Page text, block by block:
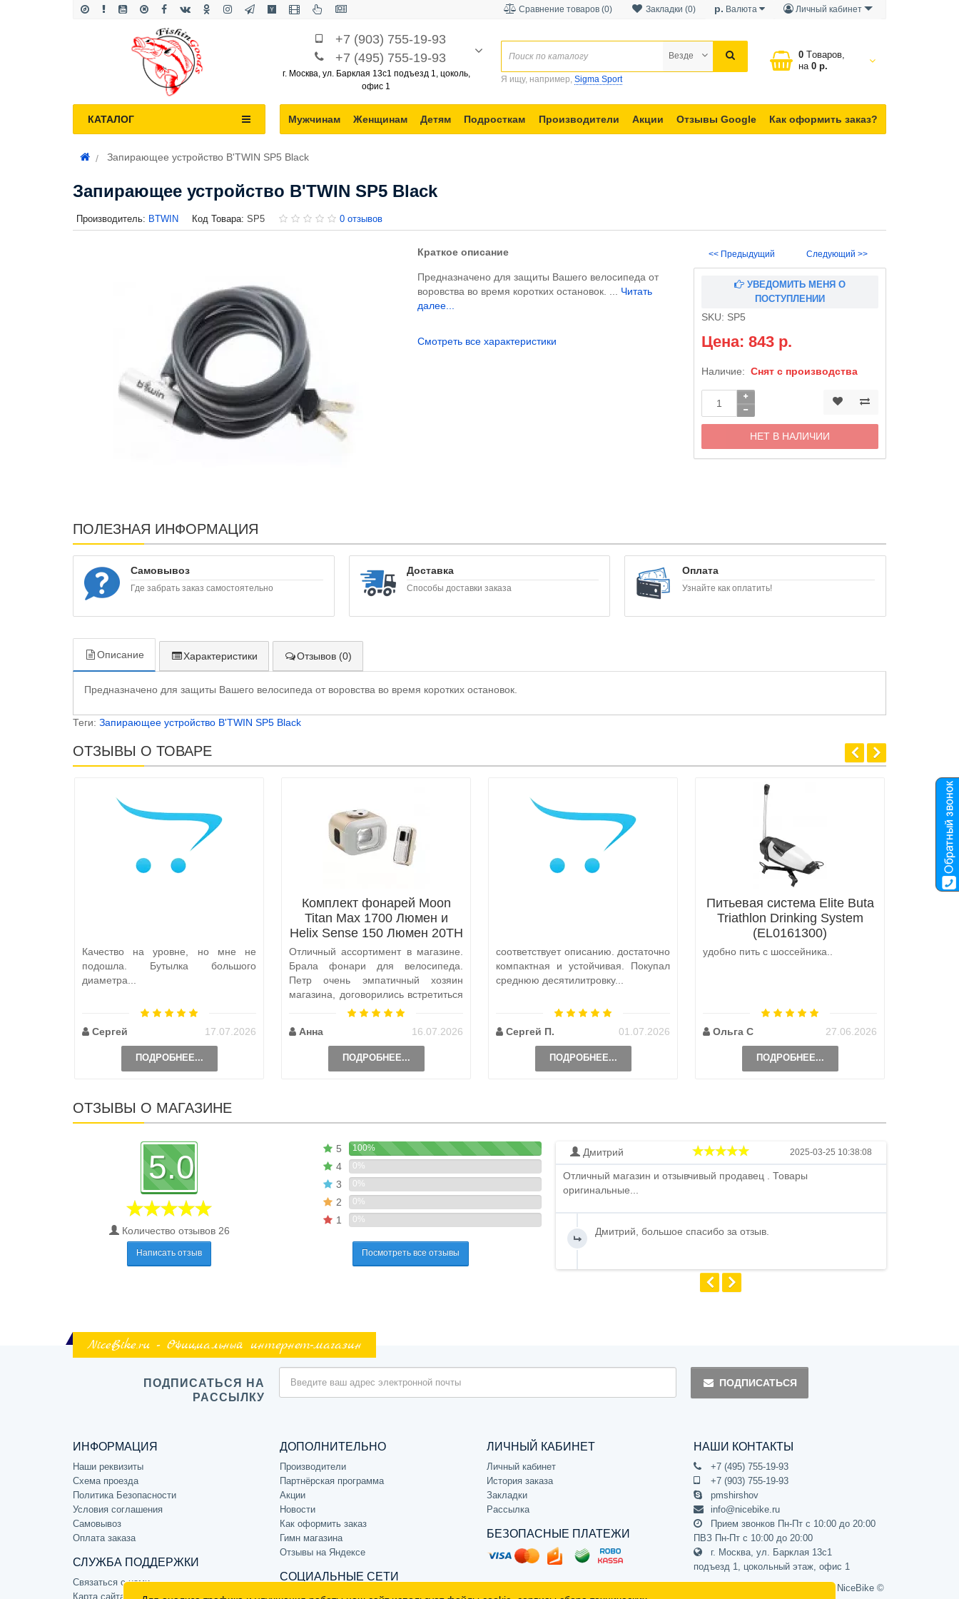
Личный кабинет
р. Валюта
Закладки (0)
Сравнение товаров (0)
+7 (903) 755-19-93
+7 (495) 755-19-93
г. Москва, ул. Барклая 13с1 подъезд 1, цоколь,
офис 1
0 Tоваров,
на
0 р.
Везде
Я ищу, например, Sigma Sport
Мужчинам Женщинам Детям Подросткам Производители Акции Отзывы Google Как оформить заказ?
КАТАЛОГ
Запирающее устройство B'TWIN SP5 Black
Запирающее устройство B'TWIN SP5 Black
Производитель: BTWIN Код Товара: SP5 0 отзывов
Краткое описание
Предназначено для защиты Вашего велосипеда от
воровства во время коротких остановок. ... Читать
далее...
Смотреть все характеристики
<< Предыдущий Следующий >>
УВЕДОМИТЬ МЕНЯ О
ПОСТУПЛЕНИИ
SKU: SP5
Цена: 843 р.
Наличие: Снят с производства
НЕТ В НАЛИЧИИ
ПОЛЕЗНАЯ ИНФОРМАЦИЯ
Самовывоз
Где забрать заказ самостоятельно
Доставка
Способы доставки заказа
Оплата
Узнайте как оплатить!
Описание Характеристики Отзывов (0)
Предназначено для защиты Вашего велосипеда от воровства во время коротких остановок.
Теги: Запирающее устройство B'TWIN SP5 Black
ОТЗЫВЫ О ТОВАРЕ
Качество на уровне, но мне не
подошла. Бутылка большого
диаметра...
Сергей 17.07.2026
ПОДРОБНЕЕ...
Комплект фонарей Moon
Titan Max 1700 Люмен и
Helix Sense 150 Люмен 20TH
Anniversary Edition
Отличный ассортимент в магазине.
Брала фонари для велосипеда.
Петр очень эмпатичный хозяин
магазина, договорились встретиться
по пути, чтобы передать ..
Анна
16.07.2026
ПОДРОБНЕЕ...
соответствует описанию. достаточно
компактная и устойчивая. Покупал
среднюю десятилитровку...
Сергей П. 01.07.2026
ПОДРОБНЕЕ...
Питьевая система Elite Buta
Triathlon Drinking System
(EL0161300)
удобно пить с шоссейника..
Ольга С 27.06.2026
ПОДРОБНЕЕ...
ОТЗЫВЫ О МАГАЗИНЕ
5.0
Количество отзывов 26
Написать отзыв
5 100%
4 0%
3 0%
2 0%
1 0%
Посмотреть все отзывы
Дмитрий 2025-03-25 10:38:08
Отличный магазин и отзывчивый продавец . Товары
оригинальные...
Дмитрий, большое спасибо за отзыв.
NiceBike.ru - Официальный интернет-магазин
ПОДПИСАТЬСЯ НА
РАССЫЛКУ
ПОДПИСАТЬСЯ
ИНФОРМАЦИЯ
Наши реквизиты
Схема проезда
Политика Безопасности
Условия соглашения
Самовывоз
Оплата заказа
СЛУЖБА ПОДДЕРЖКИ
Связаться с нами
Карта сайта
ДОПОЛНИТЕЛЬНО
Производители
Партнёрская программа
Акции
Новости
Как оформить заказ
Гимн магазина
Отзывы на Яндексе
СОЦИАЛЬНЫЕ СЕТИ
ЛИЧНЫЙ КАБИНЕТ
Личный кабинет
История заказа
Закладки
Рассылка
БЕЗОПАСНЫЕ ПЛАТЕЖИ
НАШИ КОНТАКТЫ
+7 (495) 755-19-93
+7 (903) 755-19-93
pmshirshov
info@nicebike.ru
Прием звонков Пн-Пт с 10:00 до 20:00
ПВЗ Пн-Пт с 10:00 до 20:00
г. Москва, ул. Барклая 13с1
подъезд 1, цокольный этаж, офис 1
Официальный интернет-магазин NiceBike ©